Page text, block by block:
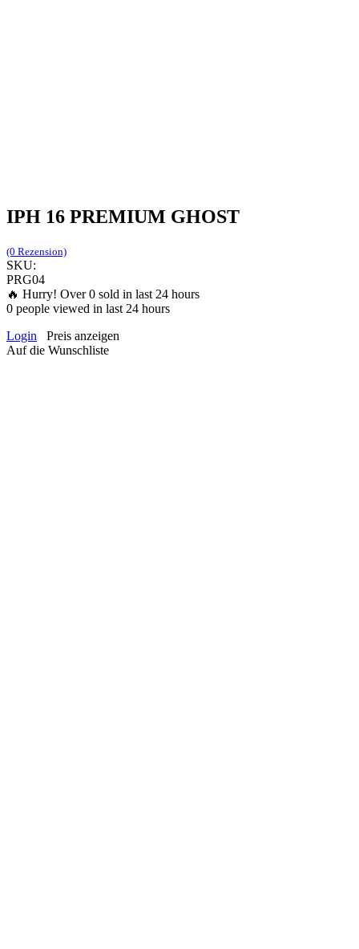
IPH 16 PREMIUM GHOST
(0 Rezension)
SKU:
PRG04
🔥 Hurry! Over0 sold in last 24 hours
0 people viewed in last 24 hours
Login
Preis anzeigen
Auf die Wunschliste